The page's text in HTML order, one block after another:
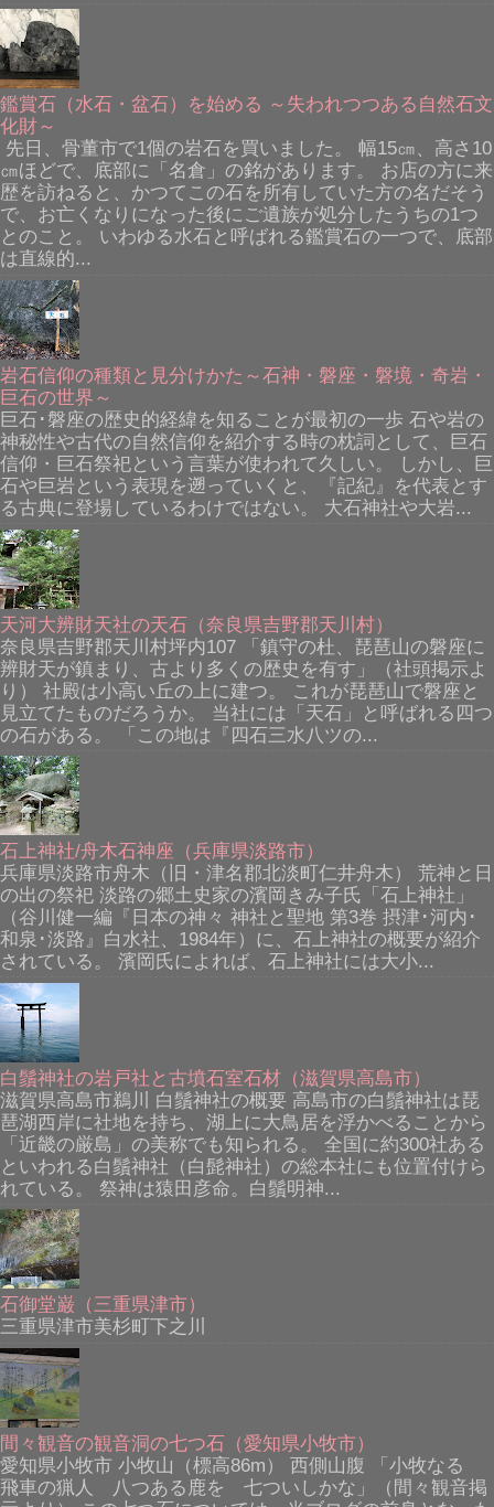
鑑賞石（水石・盆石）を始める ～失われつつある自然石文
化財～
先日、骨董市で1個の岩石を買いました。 幅15㎝、高さ10
㎝ほどで、底部に「名倉」の銘があります。 お店の方に来
歴を訪ねると、かつてこの石を所有していた方の名だそう
で、お亡くなりになった後にご遺族が処分したうちの1つ
とのこと。 いわゆる水石と呼ばれる鑑賞石の一つで、底部
は直線的...
岩石信仰の種類と見分けかた～石神・磐座・磐境・奇岩・
巨石の世界～
巨石･磐座の歴史的経緯を知ることが最初の一歩 石や岩の
神秘性や古代の自然信仰を紹介する時の枕詞として、巨石
信仰・巨石祭祀という言葉が使われて久しい。 しかし、巨
石や巨岩という表現を遡っていくと、『記紀』を代表とす
る古典に登場しているわけではない。 大石神社や大岩...
天河大辨財天社の天石（奈良県吉野郡天川村）
奈良県吉野郡天川村坪内107 「鎮守の杜、琵琶山の磐座に
辨財天が鎮まり、古より多くの歴史を有す」（社頭掲示よ
り） 社殿は小高い丘の上に建つ。 これが琵琶山で磐座と
見立てたものだろうか。 当社には「天石」と呼ばれる四つ
の石がある。 「この地は『四石三水八ツの...
石上神社/舟木石神座（兵庫県淡路市）
兵庫県淡路市舟木（旧・津名郡北淡町仁井舟木） 荒神と日
の出の祭祀 淡路の郷土史家の濱岡きみ子氏「石上神社」
（谷川健一編『日本の神々 神社と聖地 第3巻 摂津･河内･
和泉･淡路』白水社、1984年）に、石上神社の概要が紹介
されている。 濱岡氏によれば、石上神社には大小...
白鬚神社の岩戸社と古墳石室石材（滋賀県高島市）
滋賀県高島市鵜川 白鬚神社の概要 高島市の白鬚神社は琵
琶湖西岸に社地を持ち、湖上に大鳥居を浮かべることから
「近畿の厳島」の美称でも知られる。 全国に約300社ある
といわれる白鬚神社（白髭神社）の総本社にも位置付けら
れている。 祭神は猿田彦命。白鬚明神...
石御堂巌（三重県津市）
三重県津市美杉町下之川
間々観音の観音洞の七つ石（愛知県小牧市）
愛知県小牧市 小牧山（標高86m） 西側山腹 「小牧なる
飛車の猟人 八つある鹿を 七ついしかな」（間々観音掲